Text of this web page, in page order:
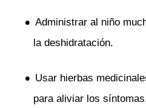
Administrar al niño
la deshidratación.
Usar hierbas
para aliviar los